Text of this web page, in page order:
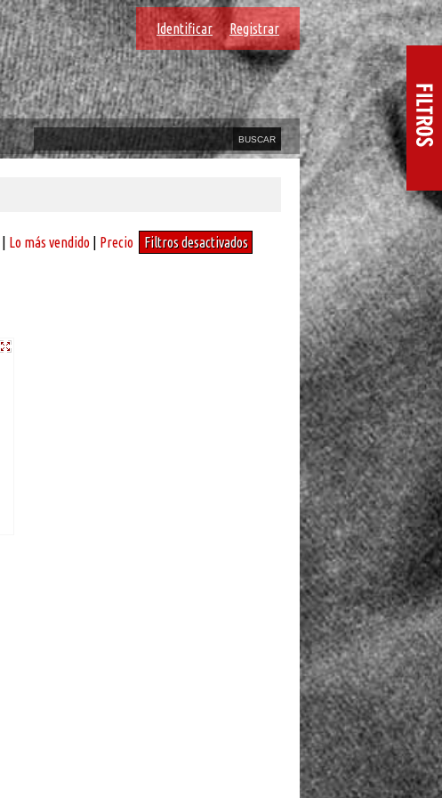
Identificar Registrar
Lo más vendido Precio Filtros desactivados